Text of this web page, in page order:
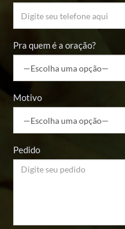
Pra quem é a oração?
Motivo
Pedido